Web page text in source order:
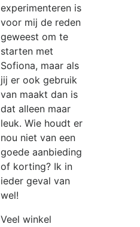
experimenteren is
voor mij de reden
geweest om te
starten met
Sofiona, maar als
jij er ook gebruik
van maakt dan is
dat alleen maar
leuk. Wie houdt er
nou niet van een
goede aanbieding
of korting? Ik in
ieder geval van
wel!
Veel winkel